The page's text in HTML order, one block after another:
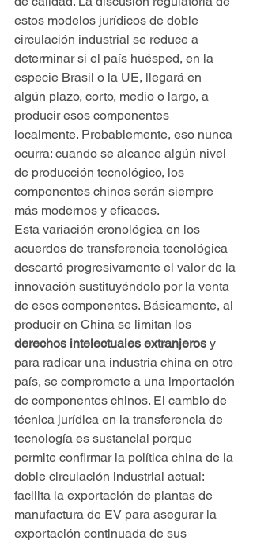
estos modelos jurídicos de doble
circulación industrial se reduce a
determinar si el país huésped, en la
especie Brasil o la UE, llegará en
algún plazo, corto, medio o largo, a
producir esos componentes
localmente. Probablemente, eso nunca
ocurra: cuando se alcance algún nivel
de producción tecnológico, los
componentes chinos serán siempre
más modernos y eficaces.
Esta variación cronológica en los
acuerdos de transferencia tecnológica
descartó progresivamente el valor de la
innovación sustituyéndolo por la venta
de esos componentes. Básicamente, al
producir en China se limitan los
derechos intelectuales extranjeros y
para radicar una industria china en otro
país, se compromete a una importación
de componentes chinos. El cambio de
técnica jurídica en la transferencia de
tecnología es sustancial porque
permite confirmar la política china de la
doble circulación industrial actual:
facilita la exportación de plantas de
manufactura de EV para asegurar la
exportación continuada de sus